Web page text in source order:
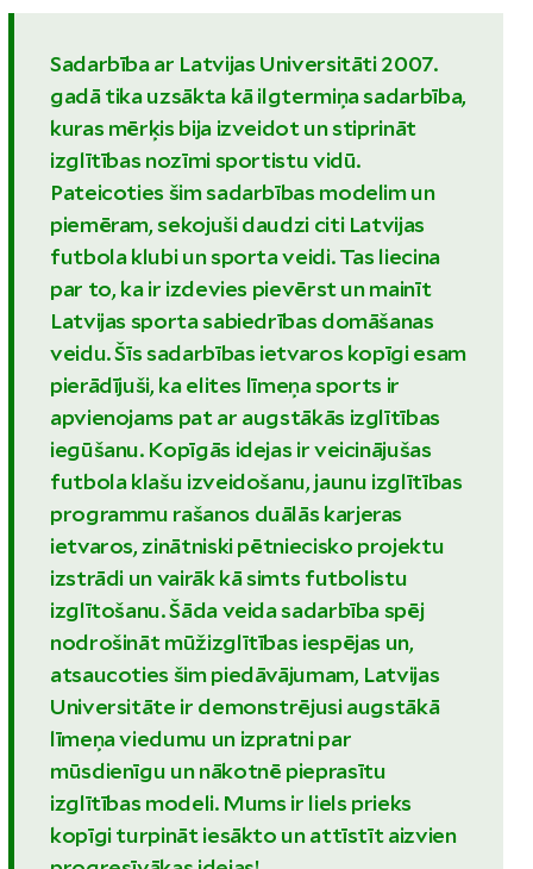
Sadarbība ar Latvijas Universitāti 2007.
gadā tika uzsākta kā ilgtermiņa sadarbība,
kuras mērķis bija izveidot un stiprināt
izglītības nozīmi sportistu vidū.
Pateicoties šim sadarbības modelim un
piemēram, sekojuši daudzi citi Latvijas
futbola klubi un sporta veidi. Tas liecina
par to, ka ir izdevies pievērst un mainīt
Latvijas sporta sabiedrības domāšanas
veidu. Šīs sadarbības ietvaros kopīgi esam
pierādījuši, ka elites līmeņa sports ir
apvienojams pat ar augstākās izglītības
iegūšanu. Kopīgās idejas ir veicinājušas
futbola klašu izveidošanu, jaunu izglītības
programmu rašanos duālās karjeras
ietvaros, zinātniski pētniecisko projektu
izstrādi un vairāk kā simts futbolistu
izglītošanu. Šāda veida sadarbība spēj
nodrošināt mūžizglītības iespējas un,
atsaucoties šim piedāvājumam, Latvijas
Universitāte ir demonstrējusi augstākā
līmeņa viedumu un izpratni par
mūsdienīgu un nākotnē pieprasītu
izglītības modeli. Mums ir liels prieks
kopīgi turpināt iesākto un attīstīt aizvien